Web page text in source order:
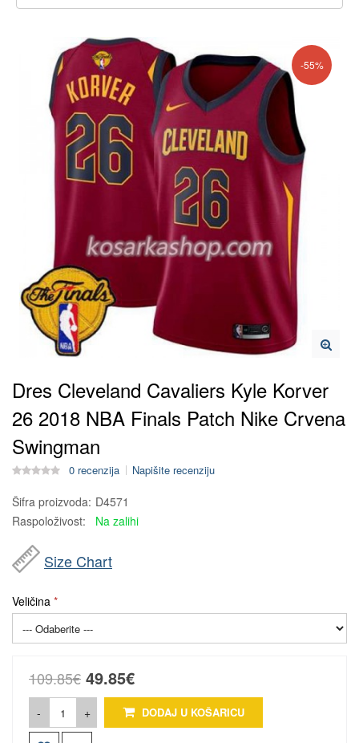
-55%
Dres Cleveland Cavaliers Kyle Korver
26 2018 NBA Finals Patch Nike Crvena
Swingman
0 recenzija Napišite recenziju
Šifra proizvoda: D4571
Raspoloživost:
Na zalihi
Size Chart
Veličina
109.85€ 49.85€
- + DODAJ U KOŠARICU